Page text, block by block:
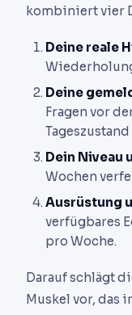
kombiniert vier
Deine reale
Deine
Fragen vor
Tageszustand
Dein Niveau
Wochen
Ausrüstung
verfügbares
pro Woche.
Darauf schlägt
Muskel vor, das